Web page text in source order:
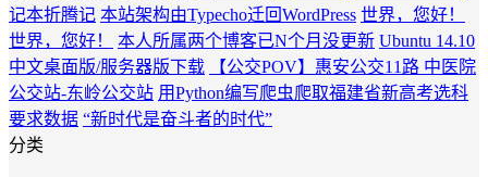
记本折腾记 本站架构由Typecho迁回WordPress 世界，您好！
世界，您好！
本人所属两个博客已N个月没更新 Ubuntu 14.10
中文桌面版/服务器版下载
【公交POV】惠安公交11路 中医院
公交站-东岭公交站 用Python编写爬虫爬取福建省新高考选科
要求数据 “新时代是奋斗者的时代”
分类